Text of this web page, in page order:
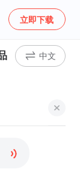
立即下载
中文